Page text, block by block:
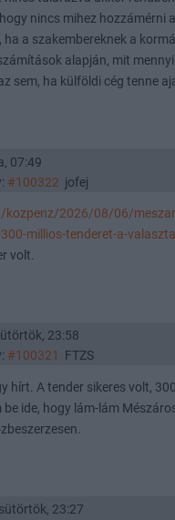
nincs mihez hozzámérni
a szakembereknek a
alapján, mit
sem, ha külföldi cég tenne
07:49
#100322 jofej
2026/08/06/
millios-tenderet-a-
volt.
23:58
#100321 FTZS
hírt. A tender sikeres volt,
ide, hogy lám-lám
23:27